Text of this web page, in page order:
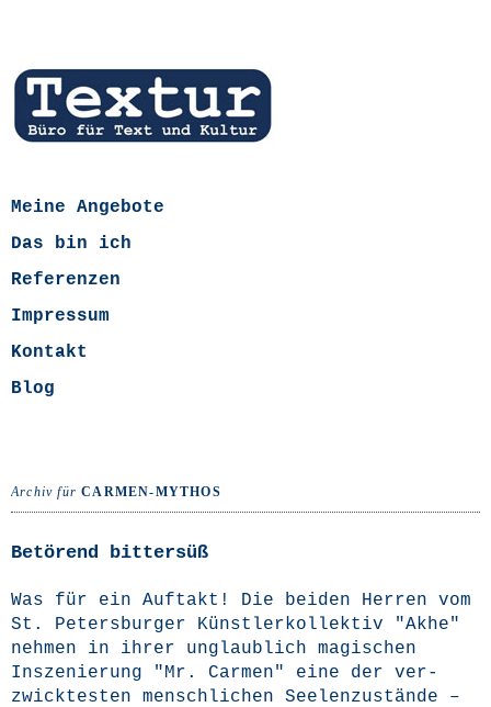
Meine Angebote
Das bin ich
Referenzen
Impressum
Kontakt
Blog
Archiv fürCARMEN-MYTHOS
Betörend bittersüß
Was für ein Auf­takt! Die bei­den Her­ren vom
St. Peters­bur­ger Künst­ler­kol­lek­tiv "Akhe"
neh­men in ihrer unglaub­lich magi­schen
Insze­nie­rung "Mr. Car­men" eine der ver­
zwick­tes­ten mensch­li­chen See­len­zu­stän­de –